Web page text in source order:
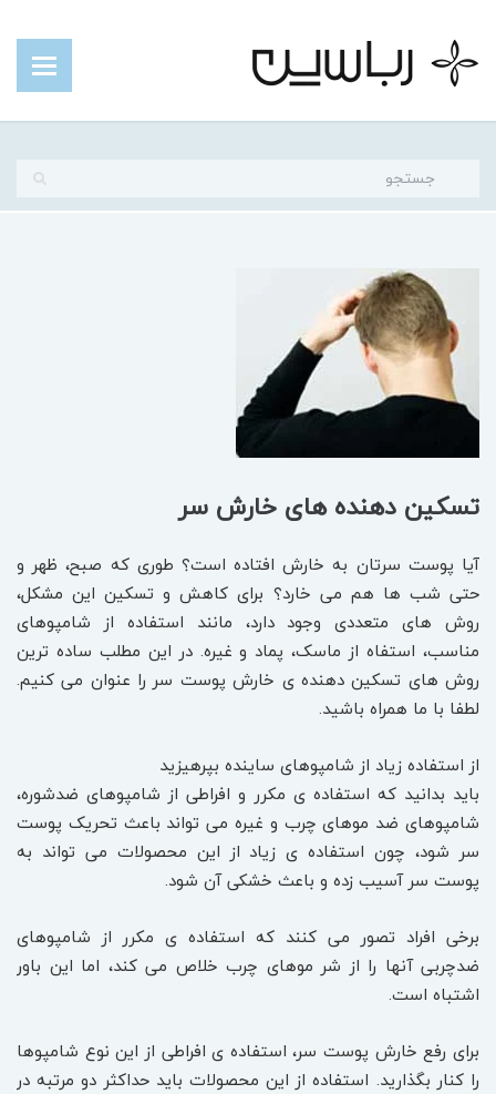
تسکین دهنده های خارش سر
آیا پوست سرتان به خارش افتاده است؟ طوری که صبح، ظهر و
حتی شب ها هم می خارد؟ برای کاهش و تسکین این مشکل،
روش های متعددی وجود دارد، مانند استفاده از شامپوهای
مناسب، استفاه از ماسک، پماد و غیره. در این مطلب ساده ترین
روش های تسکین دهنده ی خارش پوست سر را عنوان می کنیم.
لطفا با ما همراه باشید.
از استفاده زیاد از شامپوهای ساینده بپرهیزید
باید بدانید که استفاده ی مکرر و افراطی از شامپوهای ضدشوره،
شامپوهای ضد موهای چرب و غیره می تواند باعث تحریک پوست
سر شود، چون استفاده ی زیاد از این محصولات می تواند به
پوست سر آسیب زده و باعث خشکی آن شود.
برخی افراد تصور می کنند که استفاده ی مکرر از شامپوهای
ضدچربی آنها را از شر موهای چرب خلاص می کند، اما این باور
اشتباه است.
برای رفع خارش پوست سر، استفاده ی افراطی از این نوع شامپوها
را کنار بگذارید. استفاده از این محصولات باید حداکثر دو مرتبه در